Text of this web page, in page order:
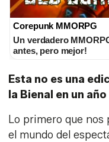
Corepunk MMORPG
Un verdadero
antes, pero mejor!
Esta no es una
la Bienal en un
Lo primero que nos
el mundo del